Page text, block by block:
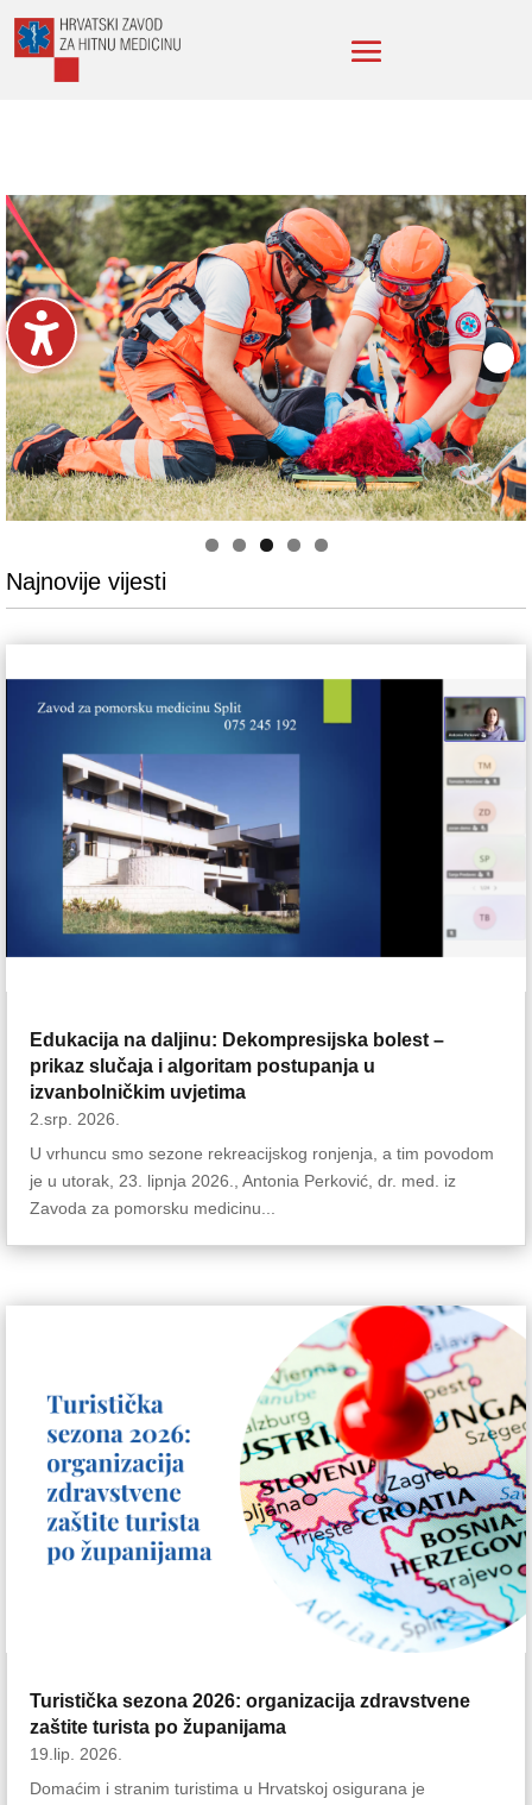
Najnovije vijesti
Edukacija na daljinu: Dekompresijska bolest –
prikaz slučaja i algoritam postupanja u
izvanbolničkim uvjetima
2.srp. 2026.
U vrhuncu smo sezone rekreacijskog ronjenja, a tim povodom
je u utorak, 23. lipnja 2026., Antonia Perković, dr. med. iz
Zavoda za pomorsku medicinu...
Turistička sezona 2026: organizacija zdravstvene
zaštite turista po županijama
19.lip. 2026.
Domaćim i stranim turistima u Hrvatskoj osigurana je